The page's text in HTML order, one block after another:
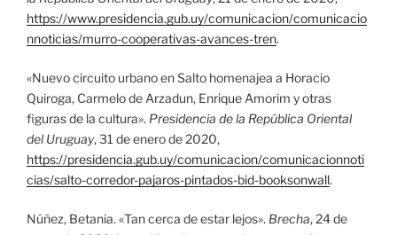
https://www.presidencia.gub.uy/comunicacion/comunicacio
nnoticias/murro-cooperativas-avances-tren.
«Nuevo circuito urbano en Salto homenajea a Horacio
Quiroga, Carmelo de Arzadun, Enrique Amorim y otras
figuras de la cultura». Presidencia de la República Oriental
del Uruguay, 31 de enero de 2020,
https://presidencia.gub.uy/comunicacion/comunicacionnoti
cias/salto-corredor-pajaros-pintados-bid-booksonwall.
Núñez, Betania. «Tan cerca de estar lejos». Brecha, 24 de